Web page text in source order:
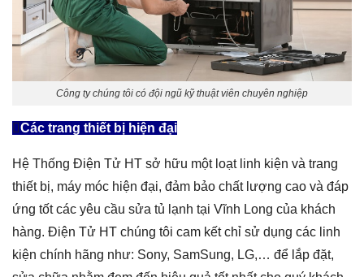
Công ty chúng tôi có đội ngũ kỹ thuật viên chuyên nghiệp
Các trang thiết bị hiện đại
Hệ Thống Điện Tử HT sở hữu một loạt linh kiện và trang
thiết bị, máy móc hiện đại, đảm bảo chất lượng cao và đáp
ứng tốt các yêu cầu sửa tủ lạnh tại Vĩnh Long của khách
hàng. Điện Tử HT chúng tôi cam kết chỉ sử dụng các linh
kiện chính hãng như: Sony, SamSung, LG,… để lắp đặt,